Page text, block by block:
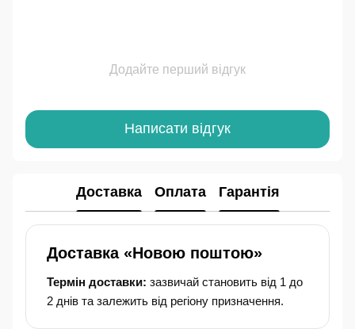
Додайте перший відгук
Написати відгук
Доставка Оплата Гарантія
Доставка «Новою поштою»
Термін доставки: зазвичай становить від 1 до
2 днів та залежить від регіону призначення.